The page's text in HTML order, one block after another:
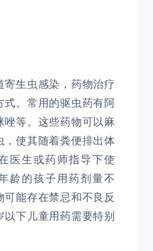
寄生虫感染，药物治疗
式。常用的驱虫药有阿
唑等。这些药物可以麻
，使其随着粪便排出体
医生或药师指导下使
龄的孩子用药剂量不
可能存在禁忌和不良反
以下儿童用药需要特别